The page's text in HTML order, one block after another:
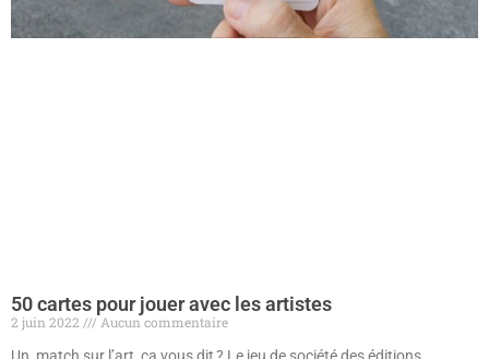
50 cartes pour jouer avec les artistes
2 juin 2022
Aucun commentaire
Un match sur l’art, ça vous dit ? Le jeu de société des éditions